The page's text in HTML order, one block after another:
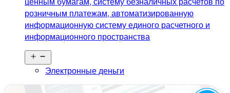
розничным платежам, автоматизированную
информационную систему единого расчетного и
информационного пространства
меню
Электронные деньги